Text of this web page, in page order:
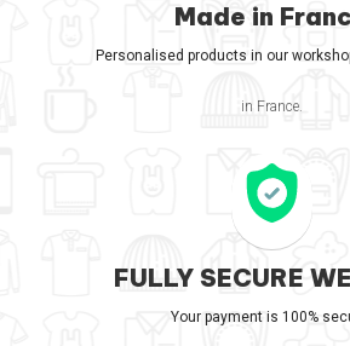
Made in
Personalised products in our
in France.
FULLY SECURE
Your payment is 100%